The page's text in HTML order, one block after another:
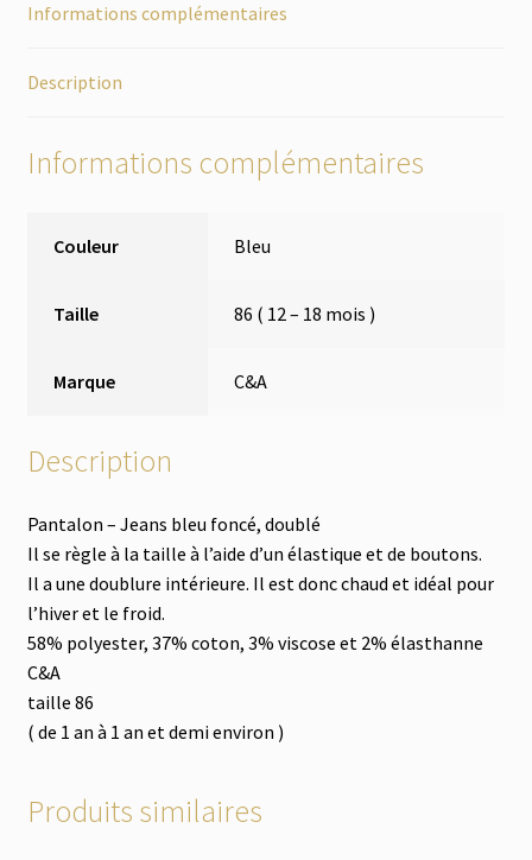
(12-
mois)
Informations complémentaires
Description
Informations complémentaires
Couleur Bleu
Taille 86 ( 12 – 18 mois )
Marque C&A
Description
Pantalon – Jeans bleu foncé, doublé
Il se règle à la taille à l’aide d’un élastique et de boutons.
Il a une doublure intérieure. Il est donc chaud et idéal pour
l’hiver et le froid.
58% polyester, 37% coton, 3% viscose et 2% élasthanne
C&A
taille 86
( de 1 an à 1 an et demi environ )
Produits similaires